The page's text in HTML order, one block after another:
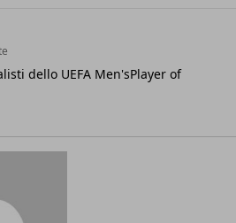
dello UEFA Men'sPlayer of